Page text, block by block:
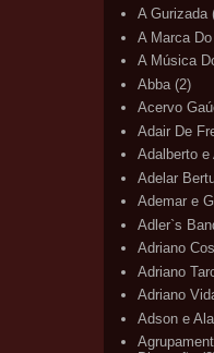
A Gurizada
A Marca Do
A Música
Abba (2)
Acervo
Adair De
Adalberto e
Adelar
Ademar e
Adler`s
Adriano
Adriano
Adriano
Adson e